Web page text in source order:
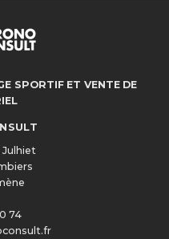
SPORTIF ET VENTE DE
Julhiet
74